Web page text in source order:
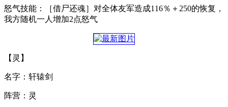
怒气技能：［借尸还魂］对全体友军造成116％＋250的恢复，
我方随机一人增加2点怒气
【灵】
名字：轩辕剑
阵营：灵